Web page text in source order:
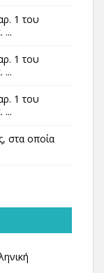
1 του
...
1 του
...
1 του
...
στα οποία